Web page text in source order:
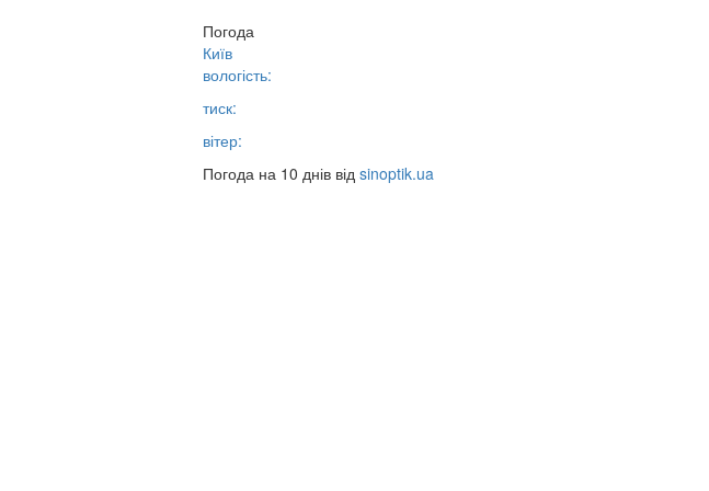
Погода
Київ
вологість:
тиск:
вітер:
Погода на 10 днів від sinoptik.ua